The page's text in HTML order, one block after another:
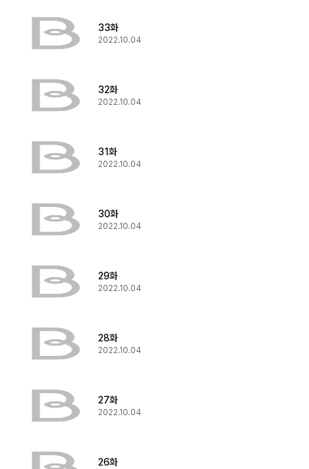
33화
2022.10.04
32화
2022.10.04
31화
2022.10.04
30화
2022.10.04
29화
2022.10.04
28화
2022.10.04
27화
2022.10.04
26화